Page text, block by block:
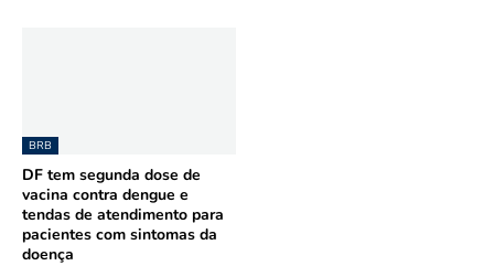
BRB
DF tem segunda dose de
vacina contra dengue e
tendas de atendimento para
pacientes com sintomas da
doença